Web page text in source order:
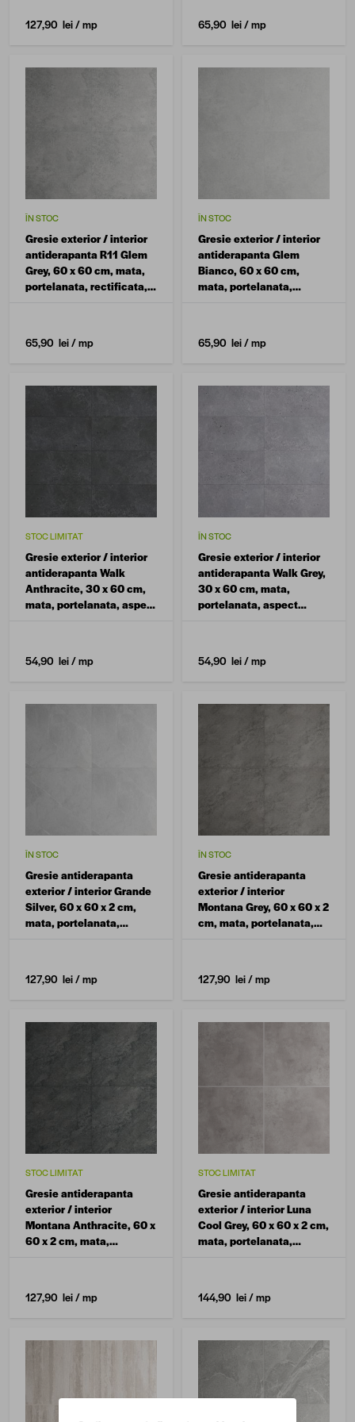
127,90 lei/ mp 65,90 lei/ mp
ÎN STOC
Gresie exterior / interior
antiderapanta R11 Glem
Grey, 60 x 60 cm, mata,
portelanata, rectificata,
65,90 lei/ mp
ÎN STOC
Gresie exterior / interior
antiderapanta Glem
Bianco, 60 x 60 cm,
mata, portelanata,
65,90 lei/ mp
STOC LIMITAT
Gresie exterior / interior
antiderapanta Walk
Anthracite, 30 x 60 cm,
mata, portelanata, aspect
54,90 lei/ mp
ÎN STOC
Gresie exterior / interior
antiderapanta Walk Grey,
30 x 60 cm, mata,
portelanata, aspect
54,90 lei/ mp
ÎN STOC
Gresie antiderapanta
exterior / interior Grande
Silver, 60 x 60 x 2 cm,
mata, portelanata,
127,90 lei/ mp
ÎN STOC
Gresie antiderapanta
exterior / interior
Montana Grey, 60 x 60 x 2
cm, mata, portelanata,
127,90 lei/ mp
STOC LIMITAT
Gresie antiderapanta
exterior / interior
Montana Anthracite, 60 x
60 x 2 cm, mata,
127,90 lei/ mp
STOC LIMITAT
Gresie antiderapanta
exterior / interior Luna
Cool Grey, 60 x 60 x 2 cm,
mata, portelanata,
144,90 lei/ mp